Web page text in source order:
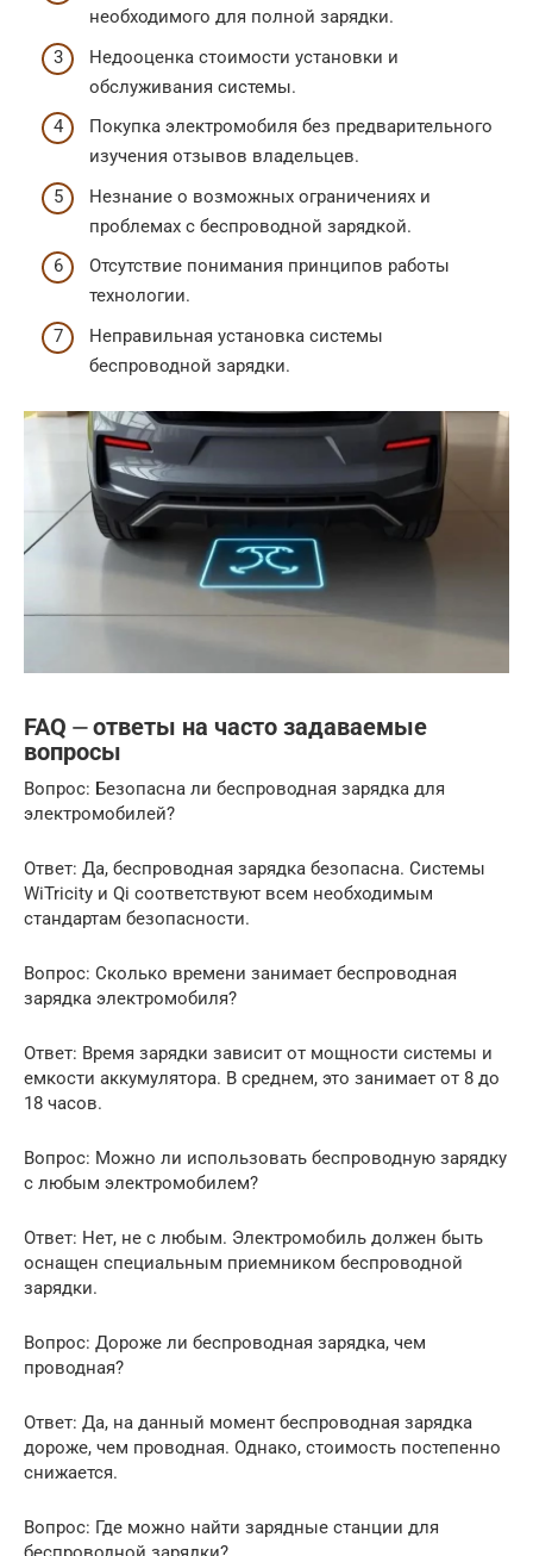
необходимого для полной зарядки.
Недооценка стоимости установки и
обслуживания системы.
Покупка электромобиля без предварительного
изучения отзывов владельцев.
Незнание о возможных ограничениях и
проблемах с беспроводной зарядкой.
Отсутствие понимания принципов работы
технологии.
Неправильная установка системы
беспроводной зарядки.
FAQ ⏤ ответы на часто задаваемые
вопросы
Вопрос: Безопасна ли беспроводная зарядка для
электромобилей?
Ответ: Да, беспроводная зарядка безопасна. Системы
WiTricity и Qi соответствуют всем необходимым
стандартам безопасности.
Вопрос: Сколько времени занимает беспроводная
зарядка электромобиля?
Ответ: Время зарядки зависит от мощности системы и
емкости аккумулятора. В среднем, это занимает от 8 до
18 часов.
Вопрос: Можно ли использовать беспроводную зарядку
с любым электромобилем?
Ответ: Нет, не с любым. Электромобиль должен быть
оснащен специальным приемником беспроводной
зарядки.
Вопрос: Дороже ли беспроводная зарядка, чем
проводная?
Ответ: Да, на данный момент беспроводная зарядка
дороже, чем проводная. Однако, стоимость постепенно
снижается.
Вопрос: Где можно найти зарядные станции для